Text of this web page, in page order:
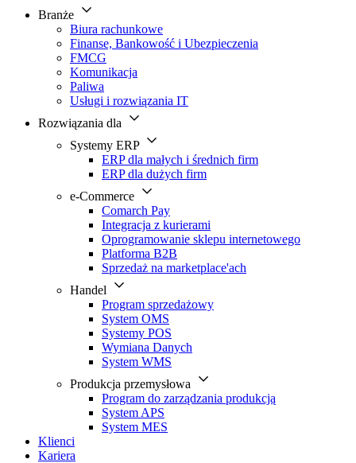
Branże
Biura rachunkowe
Finanse, Bankowość i Ubezpieczenia
FMCG
Komunikacja
Paliwa
Usługi i rozwiązania IT
Rozwiązania dla
Systemy ERP
ERP dla małych i średnich firm
ERP dla dużych firm
e-Commerce
Comarch Pay
Integracja z kurierami
Oprogramowanie sklepu internetowego
Platforma B2B
Sprzedaż na marketplace'ach
Handel
Program sprzedażowy
System OMS
Systemy POS
Wymiana Danych
System WMS
Produkcja przemysłowa
Program do zarządzania produkcją
System APS
System MES
Klienci
Kariera